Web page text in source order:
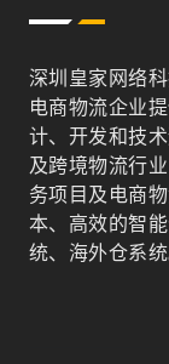
深圳皇家网络
电商物流企业
计、开发和技
及跨境物流行
务项目及电商
本、高效的智
统、海外仓系统